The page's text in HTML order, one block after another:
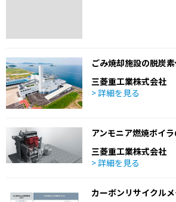
ごみ焼却施設の脱炭
三菱重工業株式会社
> 詳細を見る
アンモニア燃焼ボイ
三菱重工業株式会社
> 詳細を見る
カーボンリサイクル